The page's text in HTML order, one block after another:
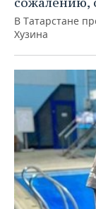
В Татарстане
Хузина